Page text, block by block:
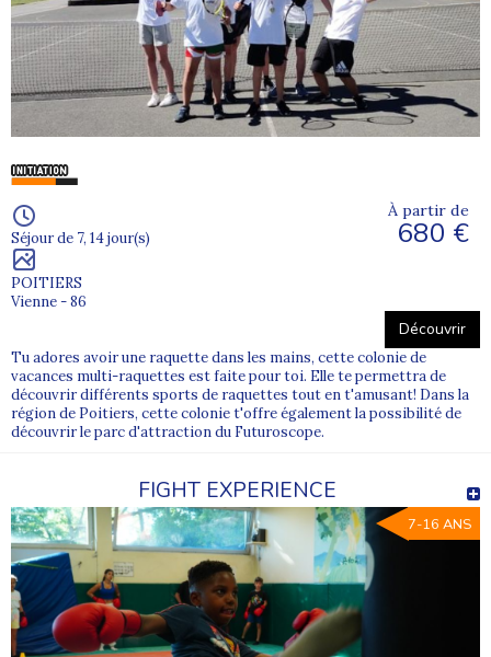
Séjour de 7, 14 jour(s)
POITIERS
Vienne - 86
À partir de
680 €
Découvrir
Tu adores avoir une raquette dans les mains, cette colonie de
vacances multi-raquettes est faite pour toi. Elle te permettra de
découvrir différents sports de raquettes tout en t'amusant! Dans la
région de Poitiers, cette colonie t'offre également la possibilité de
découvrir le parc d'attraction du Futuroscope.
FIGHT EXPERIENCE
7-16 ANS